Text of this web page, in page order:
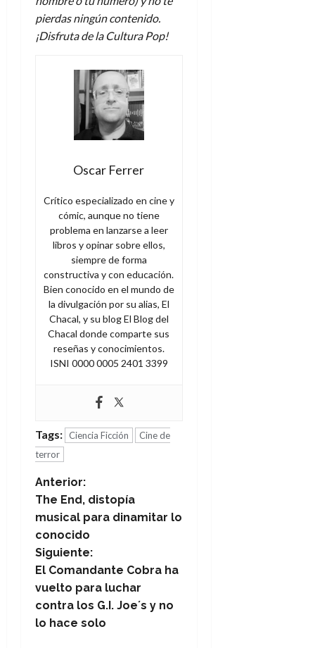
pierdas ningún contenido.
¡Disfruta de la Cultura Pop!
Oscar Ferrer
Crítico especializado en cine y
cómic, aunque no tiene
problema en lanzarse a leer
libros y opinar sobre ellos,
siempre de forma
constructiva y con educación.
Bien conocido en el mundo de
la divulgación por su alias, El
Chacal, y su blog El Blog del
Chacal donde comparte sus
reseñas y conocimientos.
ISNI 0000 0005 2401 3399
Tags: Ciencia Ficción
Cine de
terror
N
a
v
e
g
a
Anterior:
The End, distopía
musical para dinamitar lo
conocido
Siguiente:
El Comandante Cobra ha
vuelto para luchar
contra los G.I. Joe´s y no
lo hace solo